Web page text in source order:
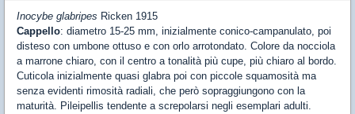
Inocybe glabripes Ricken 1915
Cappello: diametro 15-25 mm, inizialmente conico-campanulato, poi
disteso con umbone ottuso e con orlo arrotondato. Colore da nocciola
a marrone chiaro, con il centro a tonalità più cupe, più chiaro al bordo.
Cuticola inizialmente quasi glabra poi con piccole squamosità ma
senza evidenti rimosità radiali, che però sopraggiungono con la
maturità. Pileipellis tendente a screpolarsi negli esemplari adulti.